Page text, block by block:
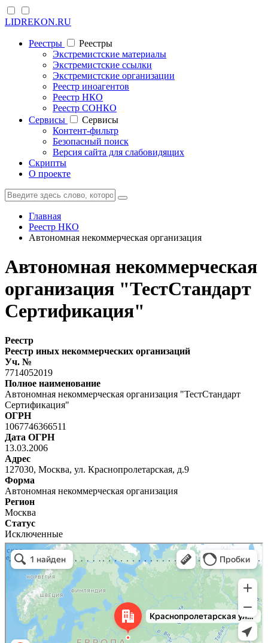
LIDREKON.RU
Реестры
Реестры
Экстремистские материалы
Экстремистские ссылки
Экстремистские организации
Реестр иноагентов
Реестр НКО
Реестр СОНКО
Cервисы
Cервисы
Контент-фильтр
Безопасный поиск
Версия сайта для слабовидящих
Скрипты
О проекте
Главная
Реестр НКО
Автономная некоммерческая организация
Автономная некоммерческая
организация "ТестСтандарт
Сертификация"
Реестр
Реестр иных некоммерческих организаций
Уч. №
7714052019
Полное наименование
Автономная некоммерческая организация "ТестСтандарт
Сертификация"
ОГРН
1067746366511
Дата ОГРН
13.03.2006
Адрес
127030, Москва, ул. Краснопролетарская, д.9
Форма
Автономная некоммерческая организация
Регион
Москва
Статус
Исключенные